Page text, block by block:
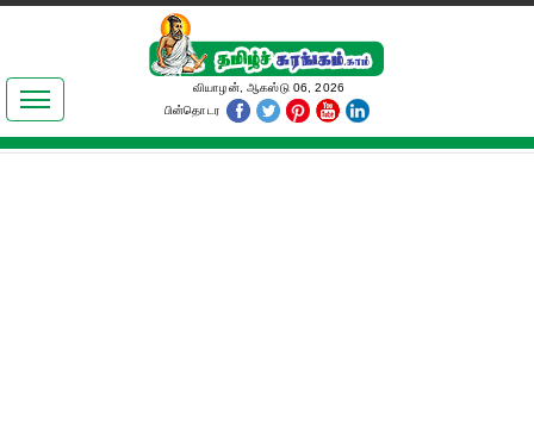
இலக்கியங்கள்
தமிழ் உலகம்
வியாழன், ஆகஸ்டு 06, 2026
பின்தொடர